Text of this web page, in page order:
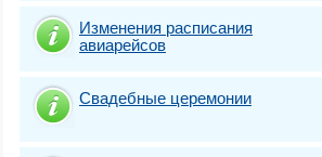
Изменения расписания
авиарейсов
Свадебные церемонии